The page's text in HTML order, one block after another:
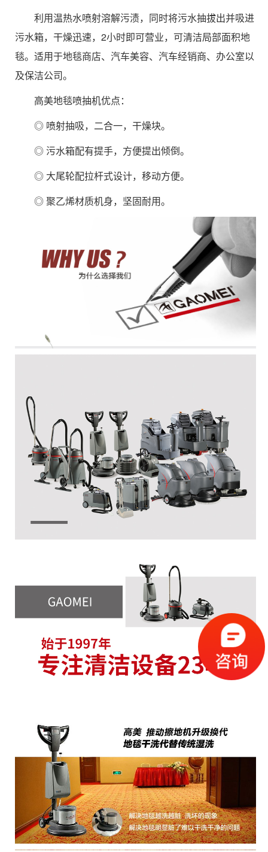
利用温热水喷射溶解污渍，同时将污水抽拔出并吸进
污水箱，干燥迅速，2小时即可营业，可清洁局部面积地
毯。适用于地毯商店、汽车美容、汽车经销商、办公室以
及保洁公司。
高美地毯喷抽机优点：
◎ 喷射抽吸，二合一，干燥块。
◎ 污水箱配有提手，方便提出倾倒。
◎ 大尾轮配拉杆式设计，移动方便。
◎ 聚乙烯材质机身，坚固耐用。